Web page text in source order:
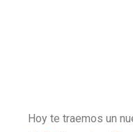
Hoy te traemos un